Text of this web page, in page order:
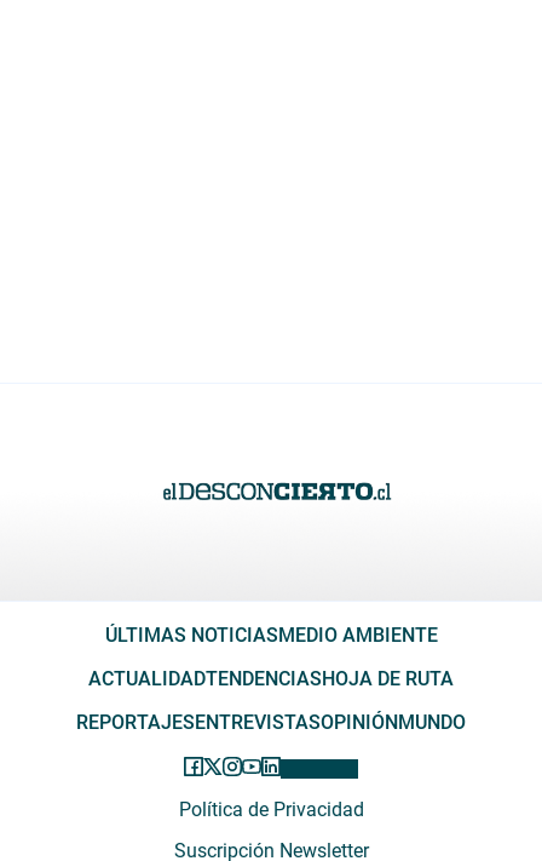
ÚLTIMAS NOTICIASMEDIO AMBIENTE
ACTUALIDADTENDENCIASHOJA DE RUTA
REPORTAJESENTREVISTASOPINIÓNMUNDO
Política de Privacidad
Suscripción Newsletter